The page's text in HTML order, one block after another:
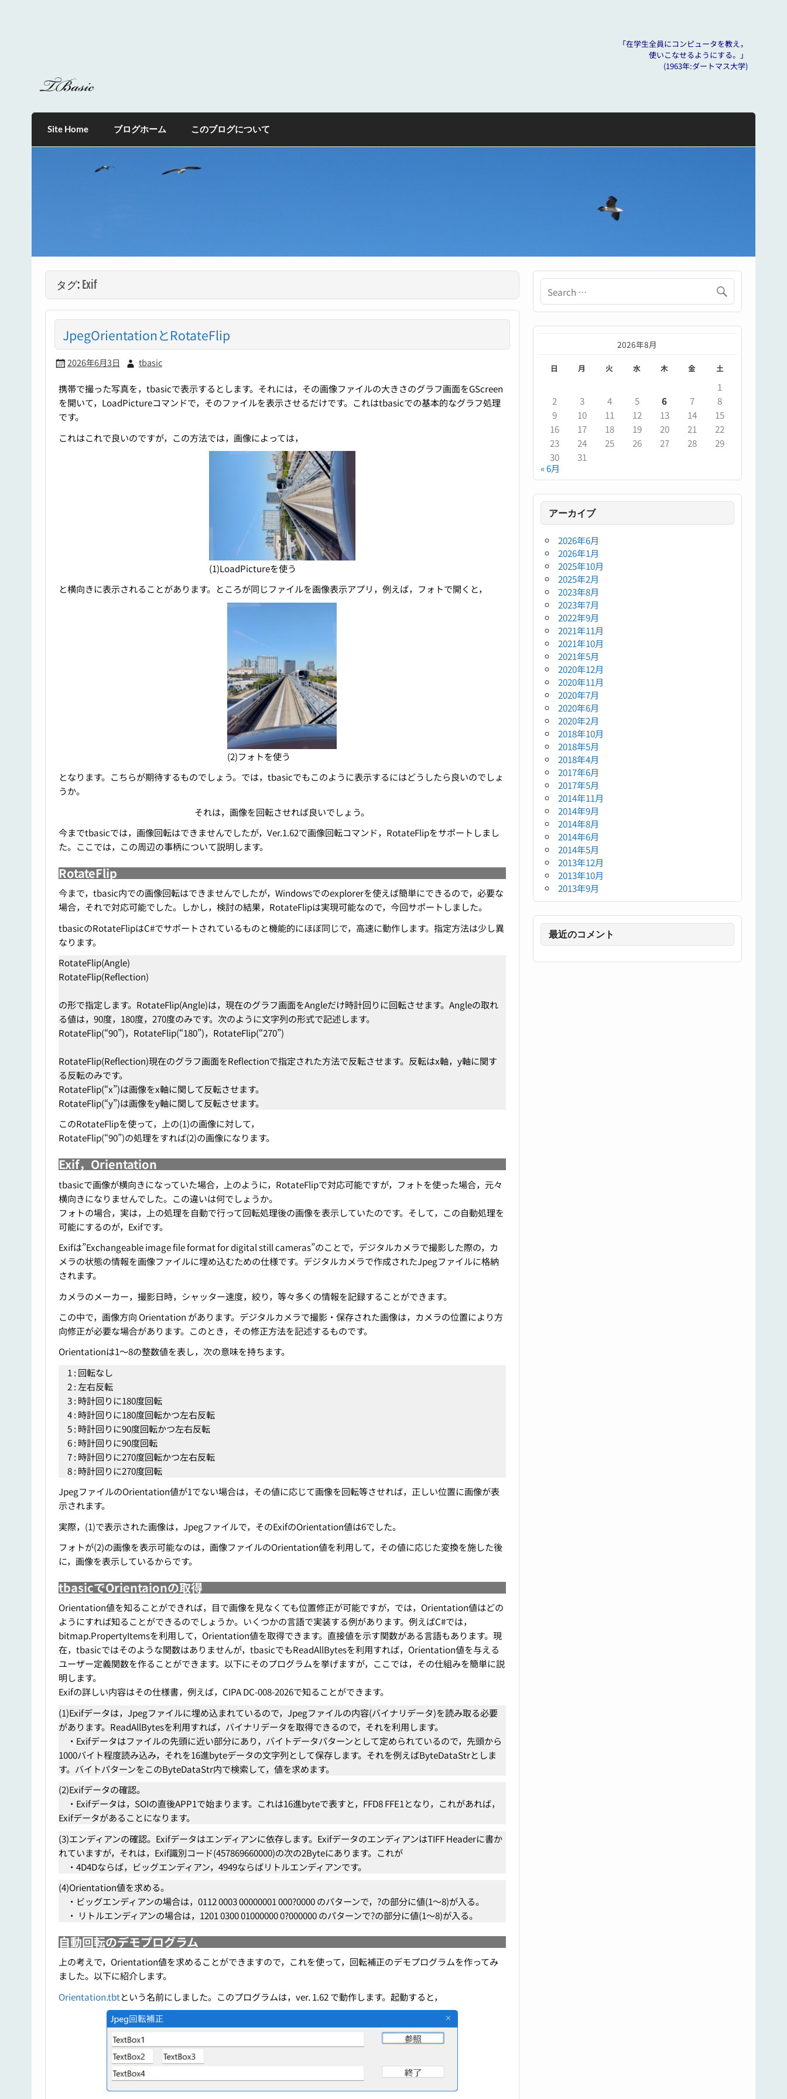
「在学生全員にコンピュータを教え，
使いこなせるようにする。」
(1963年:ダートマス大学)
tbasic
Site Home ブログホーム このブログについて
タグ: Exif
JpegOrientationとRotateFlip
2026年6月3日 tbasic
携帯で撮った写真を，tbasicで表示するとします。それには，その画像ファイルの大きさのグラフ画面をGScreen
を開いて，LoadPictureコマンドで，そのファイルを表示させるだけです。これはtbasicでの基本的なグラフ処理
です。
これはこれで良いのですが，この方法では，画像によっては，
(1)LoadPictureを使う
と横向きに表示されることがあります。ところが同じファイルを画像表示アプリ，例えば，フォトで開くと，
(2)フォトを使う
となります。こちらが期待するものでしょう。では，tbasicでもこのように表示するにはどうしたら良いのでしょ
うか。
それは，画像を回転させれば良いでしょう。
今までtbasicでは，画像回転はできませんでしたが，Ver.1.62で画像回転コマンド，RotateFlipをサポートしまし
た。ここでは，この周辺の事柄について説明します。
RotateFlip
今まで，tbasic内での画像回転はできませんでしたが，Windowsでのexplorerを使えば簡単にできるので，必要な
場合，それで対応可能でした。しかし，検討の結果，RotateFlipは実現可能なので，今回サポートしました。
tbasicのRotateFlipはC#でサポートされているものと機能的にほぼ同じで，高速に動作します。指定方法は少し異
なります。
RotateFlip(Angle)
RotateFlip(Reflection)
の形で指定します。RotateFlip(Angle)は，現在のグラフ画面をAngleだけ時計回りに回転させます。Angleの取れ
る値は，90度，180度，270度のみです。次のように文字列の形式で記述します。
RotateFlip(“90”)，RotateFlip(“180”)，RotateFlip(“270”)
RotateFlip(Reflection)現在のグラフ画面をReflectionで指定された方法で反転させます。反転はx軸，y軸に関す
る反転のみです。
RotateFlip(“x”)は画像をx軸に関して反転させます。
RotateFlip(“y”)は画像をy軸に関して反転させます。
このRotateFlipを使って，上の(1)の画像に対して，
RotateFlip(“90”)の処理をすれば(2)の画像になります。
Exif，Orientation
tbasicで画像が横向きになっていた場合，上のように，RotateFlipで対応可能ですが，フォトを使った場合，元々
横向きになりませんでした。この違いは何でしょうか。
フォトの場合，実は，上の処理を自動で行って回転処理後の画像を表示していたのです。そして，この自動処理を
可能にするのが，Exifです。
Exifは”Exchangeable image file format for digital still cameras”のことで，デジタルカメラで撮影した際の，カ
メラの状態の情報を画像ファイルに埋め込むための仕様です。デジタルカメラで作成されたJpegファイルに格納
されます。
カメラのメーカー，撮影日時，シャッター速度，絞り，等々多くの情報を記録することができます。
この中で，画像方向 Orientation があります。デジタルカメラで撮影・保存された画像は，カメラの位置により方
向修正が必要な場合があります。このとき，その修正方法を記述するものです。
Orientationは1～8の整数値を表し，次の意味を持ちます。
1 : 回転なし
2 : 左右反転
3 : 時計回りに180度回転
4 : 時計回りに180度回転かつ左右反転
5 : 時計回りに90度回転かつ左右反転
6 : 時計回りに90度回転
7 : 時計回りに270度回転かつ左右反転
8 : 時計回りに270度回転
JpegファイルのOrientation値が1でない場合は，その値に応じて画像を回転等させれば，正しい位置に画像が表
示されます。
実際，(1)で表示された画像は，Jpegファイルで，そのExifのOrientation値は6でした。
フォトが(2)の画像を表示可能なのは，画像ファイルのOrientation値を利用して，その値に応じた変換を施した後
に，画像を表示しているからです。
tbasicでOrientaionの取得
Orientation値を知ることができれば，目で画像を見なくても位置修正が可能ですが，では，Orientation値はどの
ようにすれば知ることができるのでしょうか。いくつかの言語で実装する例があります。例えばC#では，
bitmap.PropertyItemsを利用して，Orientation値を取得できます。直接値を示す関数がある言語もあります。現
在，tbasicではそのような関数はありませんが，tbasicでもReadAllBytesを利用すれば，Orientation値を与える
ユーザー定義関数を作ることができます。以下にそのプログラムを挙げますが，ここでは，その仕組みを簡単に説
明します。
Exifの詳しい内容はその仕様書，例えば，CIPA DC-008-2026で知ることができます。
(1)Exifデータは，Jpegファイルに埋め込まれているので，Jpegファイルの内容(バイナリデータ)を読み取る必要
があります。ReadAllBytesを利用すれば，バイナリデータを取得できるので，それを利用します。
・Exifデータはファイルの先頭に近い部分にあり，バイトデータパターンとして定められているので，先頭から
1000バイト程度読み込み，それを16進byteデータの文字列として保存します。それを例えばByteDataStrとしま
す。バイトパターンをこのByteDataStr内で検索して，値を求めます。
(2)Exifデータの確認。
・Exifデータは，SOIの直後APP1で始まります。これは16進byteで表すと，FFD8 FFE1となり，これがあれば，
Exifデータがあることになります。
(3)エンディアンの確認。Exifデータはエンディアンに依存します。ExifデータのエンディアンはTIFF Headerに書か
れていますが，それは，Exif識別コード(457869660000)の次の2Byteにあります。これが
・4D4Dならば，ビッグエンディアン，4949ならばリトルエンディアンです。
(4)Orientation値を求める。
・ビッグエンディアンの場合は，0112 0003 00000001 000?0000 のパターンで，?の部分に値(1～8)が入る。
・ リトルエンディアンの場合は，1201 0300 01000000 0?000000 のパターンで?の部分に値(1～8)が入る。
自動回転のデモプログラム
上の考えで，Orientation値を求めることができますので，これを使って，回転補正のデモプログラムを作ってみ
ました。以下に紹介します。
Orientation.tbtという名前にしました。このプログラムは，ver. 1.62 で動作します。起動すると，
2026年8月
日 月 火 水 木 金 土
1
2
3 4 5 6 7
8
9
10 11 12 13 14
15
16
17 18 19 20 21
22
23
24 25 26 27 28
29
30
31
« 6月
アーカイブ
2026年6月
2026年1月
2025年10月
2025年2月
2023年8月
2023年7月
2022年9月
2021年11月
2021年10月
2021年5月
2020年12月
2020年11月
2020年7月
2020年6月
2020年2月
2018年10月
2018年5月
2018年4月
2017年6月
2017年5月
2014年11月
2014年9月
2014年8月
2014年6月
2014年5月
2013年12月
2013年10月
2013年9月
最近のコメント